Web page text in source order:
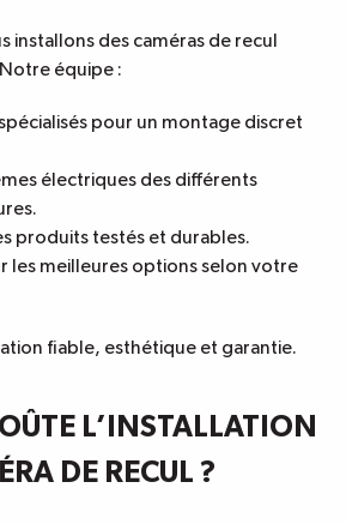
installons des caméras de recul
équipe :
pour un montage discret
électriques des différents
produits testés et durables.
les meilleures options selon votre
fiable, esthétique et garantie.
L’INSTALLATION
DE RECUL ?